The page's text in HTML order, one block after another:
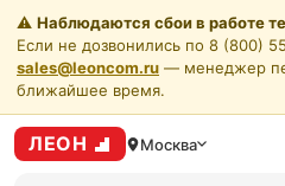
⚠️ Наблюдаются сбои в работе
Если не дозвонились по 8 (800)
sales@leoncom.ru — менеджер
ближайшее время.
ЛЕОН Москва